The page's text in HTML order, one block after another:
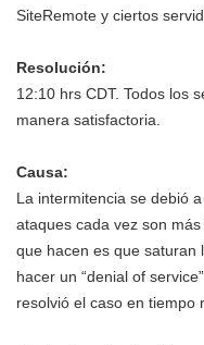
SiteRemote y ciertos
Resolución:
12:10 hrs CDT. Todos los
manera satisfactoria.
Causa:
La intermitencia se debió
ataques cada vez son
que hacen es que saturan
hacer un “denial of
resolvió el caso en tiempo